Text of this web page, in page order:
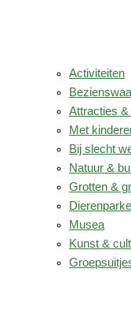
Activiteiten
Attracties
Met
Bij slecht
Natuur &
Grotten &
Musea
Kunst &